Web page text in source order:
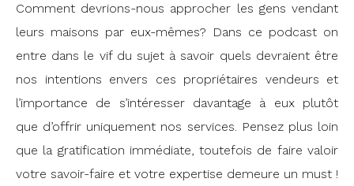
Comment devrions-nous approcher les gens vendant
leurs maisons par eux-mêmes? Dans ce podcast on
entre dans le vif du sujet à savoir quels devraient être
nos intentions envers ces propriétaires vendeurs et
l’importance de s’intéresser davantage à eux plutôt
que d’offrir uniquement nos services. Pensez plus loin
que la gratification immédiate, toutefois de faire valoir
votre savoir-faire et votre expertise demeure un must !